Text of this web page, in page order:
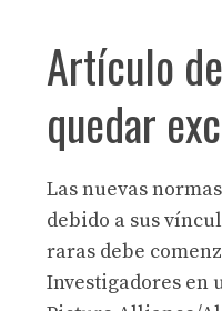
Artículo
quedar
Las nuevas
debido a sus
raras debe
Investigadores en